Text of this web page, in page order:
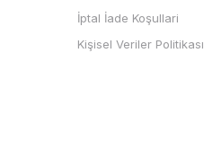
İptal İade Koşullari
Kişisel Veriler Politikası